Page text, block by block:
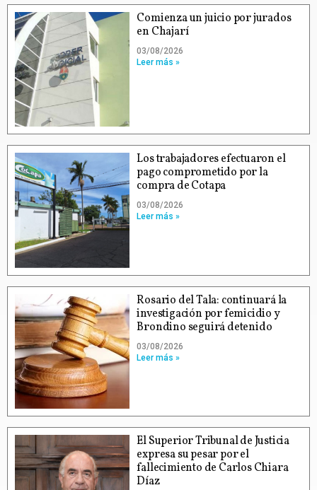
Comienza un juicio por jurados
en Chajarí
03/08/2026
Leer más »
Los trabajadores efectuaron el
pago comprometido por la
compra de Cotapa
03/08/2026
Leer más »
Rosario del Tala: continuará la
investigación por femicidio y
Brondino seguirá detenido
03/08/2026
Leer más »
El Superior Tribunal de Justicia
expresa su pesar por el
fallecimiento de Carlos Chiara
Díaz